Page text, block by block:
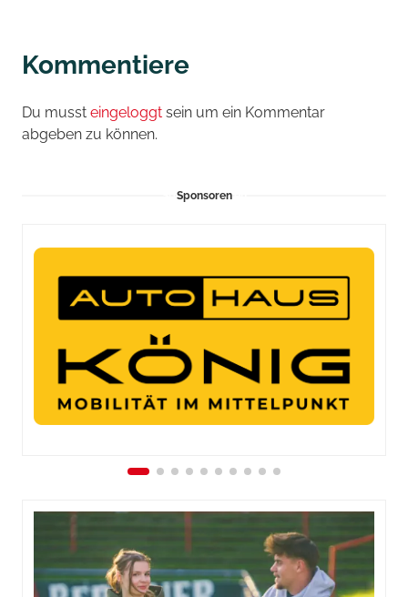
Kommentiere
Du musst eingeloggt sein um ein Kommentar
abgeben zu können.
Sponsoren